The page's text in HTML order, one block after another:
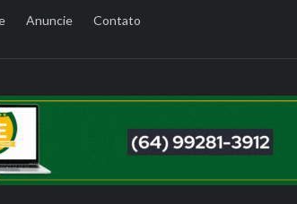
Anuncie Contato